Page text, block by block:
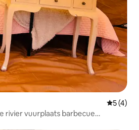
5 (4)
rivier vuurplaats barbecue